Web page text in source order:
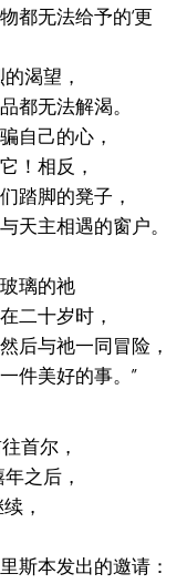
都无法给予的‘更
渴望，
都无法解渴。
自己的心，
！相反，
踏脚的凳子，
天主相遇的窗户。
璃的祂
二十岁时，
后与祂一同冒险，
件美好的事。”
首尔，
之后，
，
斯本发出的邀请：